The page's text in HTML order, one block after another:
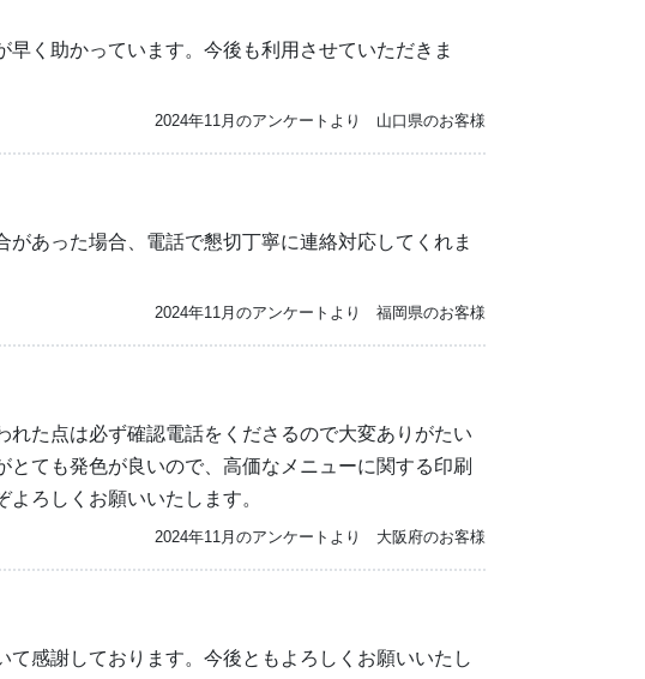
く助かっています。今後も利用させていただきま
2024年11月のアンケートより 山口県のお客様
あった場合、電話で懇切丁寧に連絡対応してくれま
2024年11月のアンケートより 福岡県のお客様
た点は必ず確認電話をくださるので大変ありがたい
ても発色が良いので、高価なメニューに関する印刷
ろしくお願いいたします。
2024年11月のアンケートより 大阪府のお客様
感謝しております。今後ともよろしくお願いいたし